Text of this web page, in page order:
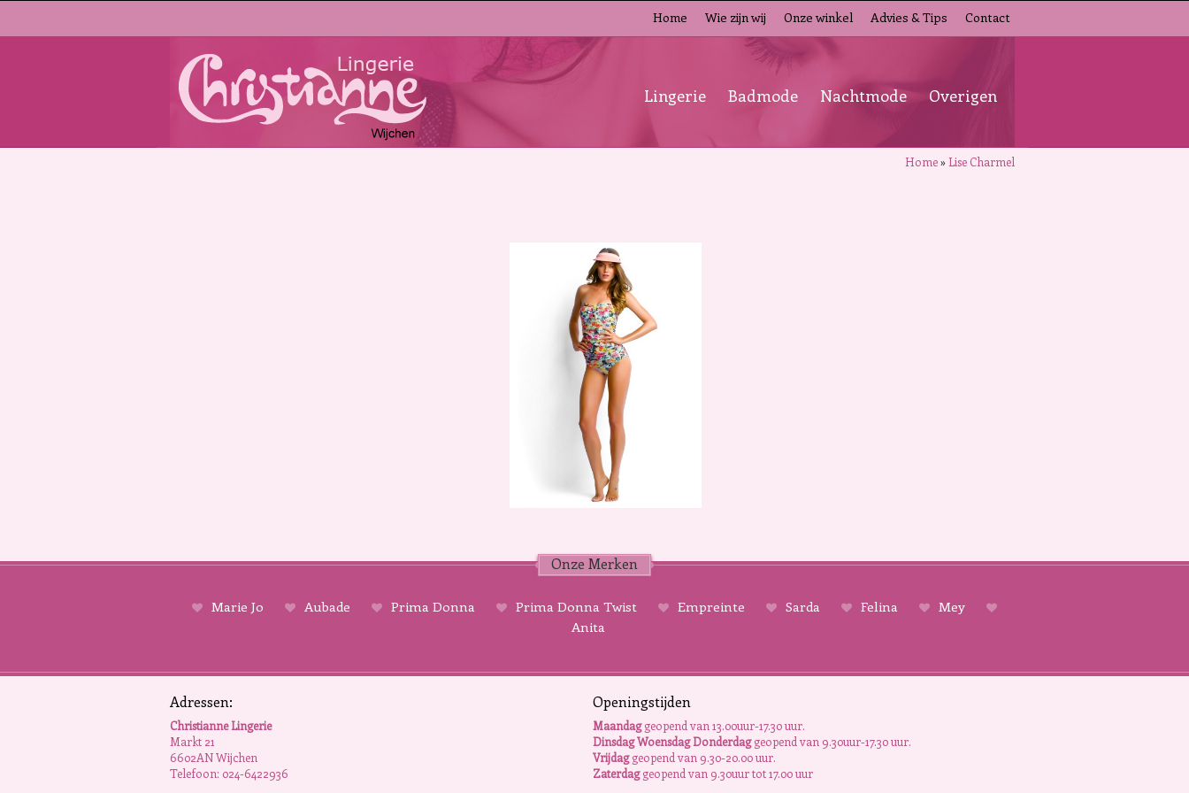
Home Wie zijn wij Onze winkel Advies & Tips Contact
Lingerie Badmode Nachtmode Overigen
Home»Lise Charmel
Onze Merken
Marie Jo Aubade Prima Donna Prima Donna Twist Empreinte Sarda Felina
Mey
Anita
Adressen:
Christianne Lingerie
Markt 21
6602AN Wijchen
Telefoon: 024-6422936
Openingstijden
Maandaggeopend van 13.00uur-17.30 uur.
Dinsdag Woensdag Donderdaggeopend van 9.30uur-17.30 uur.
Vrijdaggeopend van 9.30-20.00 uur.
Zaterdaggeopend van 9.30uur tot 17.00 uur